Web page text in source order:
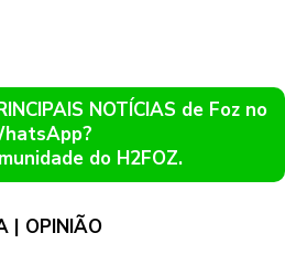
NOTÍCIAS de Foz no
do H2FOZ.
| OPINIÃO